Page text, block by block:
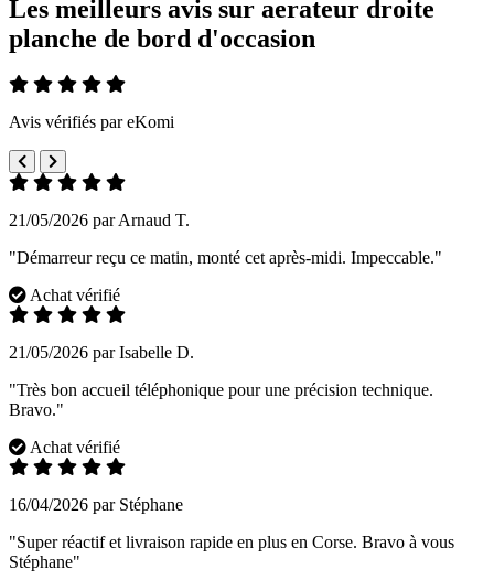
Les meilleurs avis sur aerateur droite
planche de bord d'occasion
Avis vérifiés par eKomi
21/05/2026 par Arnaud T.
"Démarreur reçu ce matin, monté cet après-midi. Impeccable."
Achat vérifié
21/05/2026 par Isabelle D.
"Très bon accueil téléphonique pour une précision technique.
Bravo."
Achat vérifié
16/04/2026 par Stéphane
"Super réactif et livraison rapide en plus en Corse. Bravo à vous
Stéphane"